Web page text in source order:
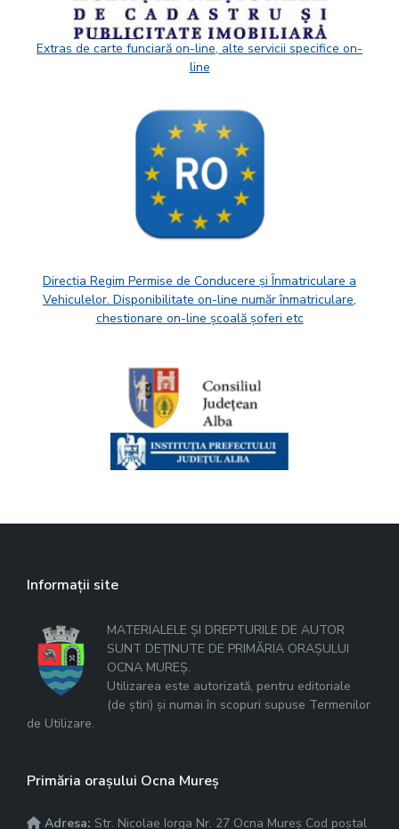
Extras de carte funciară on-line, alte servicii specifice on-
line
Direcția Regim Permise de Conducere și Înmatriculare a
Vehiculelor. Disponibilitate on-line număr înmatriculare,
chestionare on-line școală șoferi etc
Informații site
MATERIALELE ȘI DREPTURILE DE AUTOR
SUNT DEȚINUTE DE PRIMĂRIA ORAȘULUI
OCNA MUREȘ.
Utilizarea este autorizată, pentru editoriale
(de știri) și numai în scopuri supuse Termenilor
de Utilizare.
Primăria orașului Ocna Mureș
Adresa: Str. Nicolae Iorga Nr. 27 Ocna Mureș Cod poștal